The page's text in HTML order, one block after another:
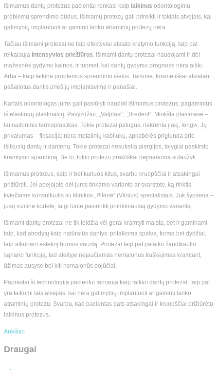
Išimamus dantų protezus pacientai renkasi kaip laikinus odontologinių
problemų sprendimo būdus. Išimamų protezų gali prireikti ir tokiais atvejais, kai
galimybių implantuoti ar gaminti lanko atraminių protezų nėra.
Tačiau išimami protezai ne taip efektyviai atstato kratymo funkciją, taip pat
reikalauja intensyvios priežiūros . Išimami dantų protezai naudojami ir dėl
mažesnės gydymo kainos, ir tuomet, kai dantų gydymo prognozė nėra aiški.
Arba – kaip laikina problemos sprendimo išeitis. Tarkime, kosmetiškai atstatant
pašalintus dantis prieš jų implantavimą ir panašiai.
Kartais odontologas jums gali pasiūlyti naudoti išimamus protezus, pagamintus
iš elastingų plastmasių. Pavyzdžiui, „Valplast“, „Bredent“. Minkšta plastmasė –
tai nailoninis termoplastikas. Tokie protezai patogūs, nekrenta į akį, lengvi. Jų
privalumas – fiksacija: nėra metalinių kabliukų, apkabėlės priglunda prie
išlikusių dantų ir dantenų. Tokie protezai nesukelia alergijos, tolygiai paskirsto
kramtymo spaudimą. Be to, tokio protezo praktiškai neįmanoma sulaužyti.
Išimamus protezus, kaip ir bet kuriuos kitus, svarbu kruopščiai ir atsakingai
prižiūrėti. Jei abejojate dėl jums tinkamo varianto ar svarstote, ką rinktis,
kviečiame konsultuotis su klinikos „Pilėnė“ (Vilnius) specialistais. Juk šypsena –
jūsų vizitinė kortelė, taigi turite pasirinkti priimtiniausią gydymo variantą.
Išimami dantų protezai ne tik leidžia vėl gerai kramtyti maistą, bet ir gaminami
taip, kad atrodytų kaip natūralūs dantys: pritaikoma spalva, forma bei dydžiai,
taip atkuriant estetinį burnos vaizdą. Protezai taip pat palaiko žandikaulio
sąnario funkciją, tad ateityje nejaučiamas nemalonus traškėjimas kramtant,
ūžimas ausyse bei kiti nemalonūs pojūčiai.
Paprastai ši technologija pacientui tarnauja kaip laikini dantų protezai, taip pat
yra taikomi tais atvejais, kai nėra galimybių implantuoti ar gaminti lanko
atraminių protezų. Svarbu, kad pacientas pats atsakingai ir kruopščiai prižiūrėtų
laikinus protezus.
Aukštyn
Draugai